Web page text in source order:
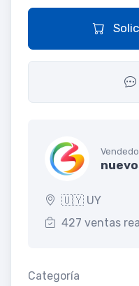
🇺🇾 UY
427 ventas
Categoría